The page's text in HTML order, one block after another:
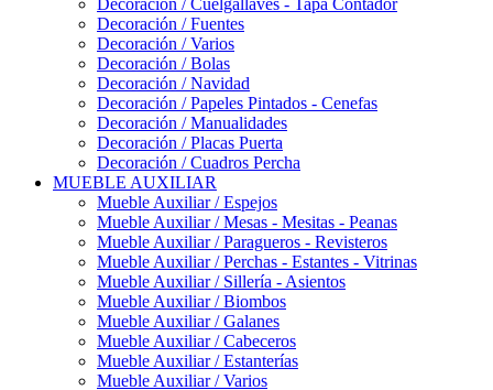
Decoración / Fuentes
Decoración / Varios
Decoración / Bolas
Decoración / Navidad
Decoración / Papeles Pintados - Cenefas
Decoración / Manualidades
Decoración / Placas Puerta
Decoración / Cuadros Percha
MUEBLE AUXILIAR
Mueble Auxiliar / Espejos
Mueble Auxiliar / Mesas - Mesitas - Peanas
Mueble Auxiliar / Paragueros - Revisteros
Mueble Auxiliar / Perchas - Estantes - Vitrinas
Mueble Auxiliar / Sillería - Asientos
Mueble Auxiliar / Biombos
Mueble Auxiliar / Galanes
Mueble Auxiliar / Cabeceros
Mueble Auxiliar / Estanterías
Mueble Auxiliar / Varios